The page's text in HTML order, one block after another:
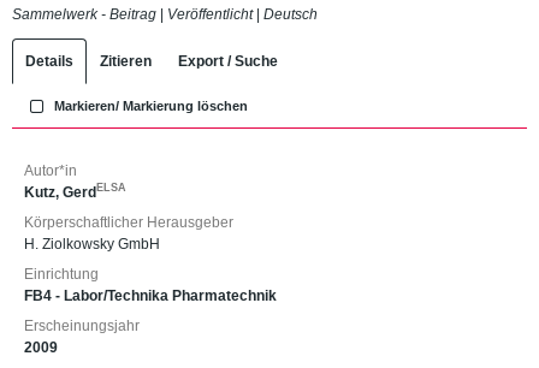
Sammelwerk - Beitrag
Veröffentlicht| Deutsch
Details Zitieren Export / Suche
Markieren/ Markierung löschen
Autor*in
Kutz, Gerd ELSA
Körperschaftlicher Herausgeber
H. Ziolkowsky GmbH
Einrichtung
FB4 - Labor/Technika Pharmatechnik
Erscheinungsjahr
2009